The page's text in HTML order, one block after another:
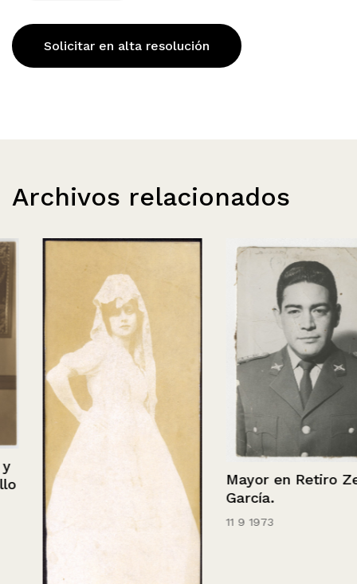
Solicitar en alta resolución
Archivos relacionados
Mayor en Retiro Zenón
García.
11 9 1973